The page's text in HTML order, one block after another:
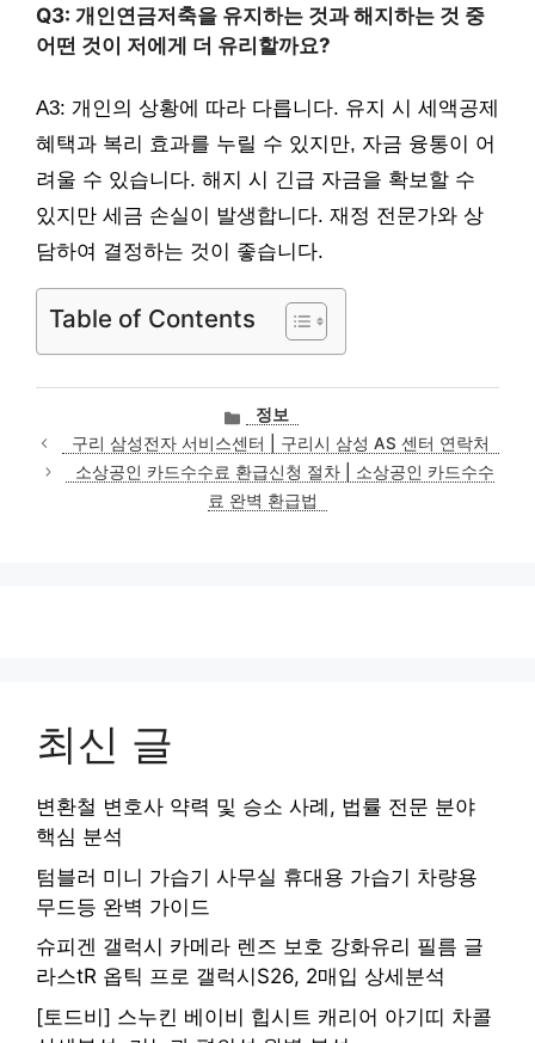
Q3: 개인연금저축을 유지하는 것과 해지하는 것 중
어떤 것이 저에게 더 유리할까요?
A3: 개인의 상황에 따라 다릅니다. 유지 시 세액공제
혜택과 복리 효과를 누릴 수 있지만, 자금 융통이 어
려울 수 있습니다. 해지 시 긴급 자금을 확보할 수
있지만 세금 손실이 발생합니다. 재정 전문가와 상
담하여 결정하는 것이 좋습니다.
Table of Contents
카
테
고
리
정보
구리 삼성전자 서비스센터 | 구리시 삼성 AS 센터 연락처
소상공인 카드수수료 환급신청 절차 | 소상공인 카드수수
료 완벽 환급법
최신 글
변환철 변호사 약력 및 승소 사례, 법률 전문 분야
핵심 분석
텀블러 미니 가습기 사무실 휴대용 가습기 차량용
무드등 완벽 가이드
슈피겐 갤럭시 카메라 렌즈 보호 강화유리 필름 글
라스tR 옵틱 프로 갤럭시S26, 2매입 상세분석
[토드비] 스누킨 베이비 힙시트 캐리어 아기띠 차콜